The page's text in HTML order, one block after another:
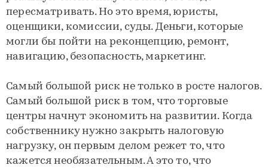
пересматривать. Но это время, юристы,
оценщики, комиссии, суды. Деньги, которые
могли бы пойти на реконцепцию, ремонт,
навигацию, безопасность, маркетинг.
Самый большой риск не только в росте налогов.
Самый большой риск в том, что торговые
центры начнут экономить на развитии. Когда
собственнику нужно закрыть налоговую
нагрузку, он первым делом режет то, что
кажется необязательным. А это то, что